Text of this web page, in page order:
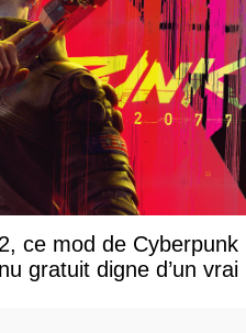
ce mod de Cyberpunk
gratuit digne d’un vrai